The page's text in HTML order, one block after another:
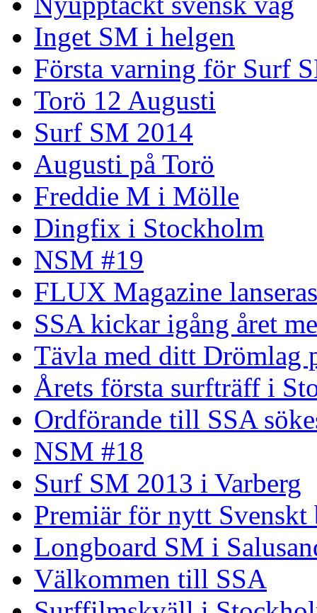
Inget SM i helgen
Första varning för Surf
Torö 12 Augusti
Surf SM 2014
Augusti på Torö
Freddie M i Mölle
Dingfix i Stockholm
NSM #19
FLUX Magazine lanseras
SSA kickar igång året
Tävla med ditt Drömlag
Årets första surfträff i
Ordförande till SSA
NSM #18
Surf SM 2013 i Varberg
Premiär för nytt Svenskt
Longboard SM i
Välkommen till SSA